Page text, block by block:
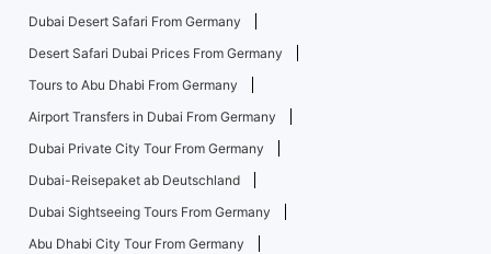
Dubai Desert Safari From Germany
Desert Safari Dubai Prices From Germany
Tours to Abu Dhabi From Germany
Airport Transfers in Dubai From Germany
Dubai Private City Tour From Germany
Dubai-Reisepaket ab Deutschland
Dubai Sightseeing Tours From Germany
Abu Dhabi City Tour From Germany